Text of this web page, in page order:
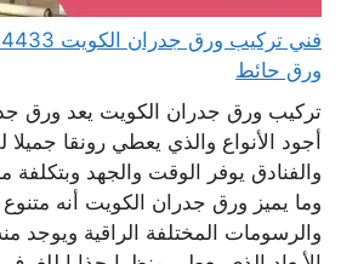
ورق حائط
تركيب ورق جدران الكويت يعد ورق
أجود الأنواع والذي يعطي رونقا جميلا
والفنادق يوفر الوقت والجهد وبتكلفة
وما يميز ورق جدران الكويت أنه متنوع
والرسومات المختلفة الراقية ويوجد